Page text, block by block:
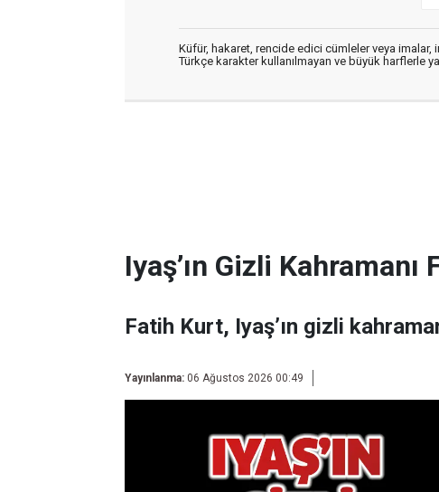
Küfür, hakaret, rencide edici cümleler veya imalar,
Türkçe karakter kullanılmayan ve büyük harflerle
Iyaş’ın Gizli Kahramanı
Fatih Kurt, Iyaş’ın gizli
Yayınlanma: 06 Ağustos 2026 00:49